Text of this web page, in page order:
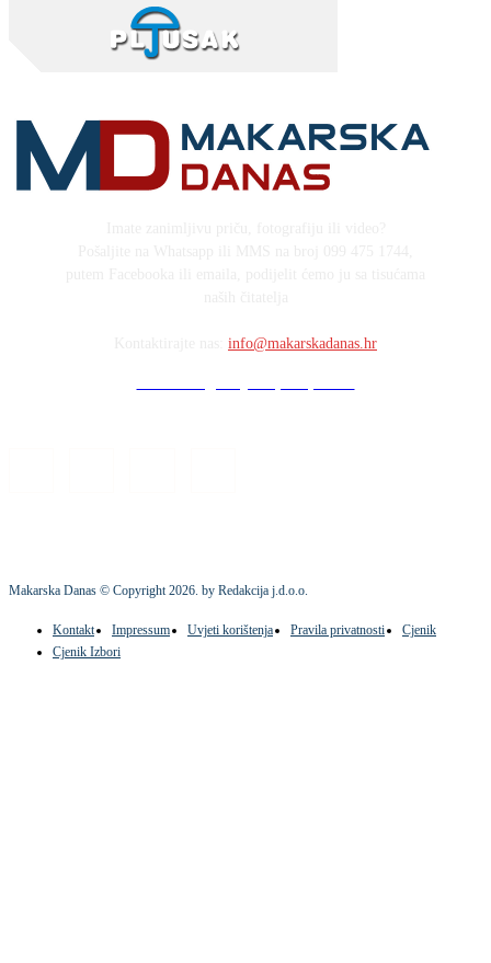
info@makarskadanas.hr
Makarska Danas © Copyright2026. by Redakcija j.d.o.o.
Kontakt Impressum Uvjeti korištenja Pravila privatnosti
Cjenik
Cjenik Izbori